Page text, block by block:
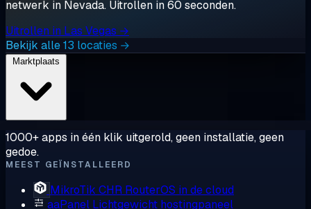
netwerk in Nevada. Uitrollen in 60 seconden.
Uitrollen in Las Vegas →
Bekijk alle 13 locaties →
1000+ apps in één klik uitgerold, geen installatie, geen
gedoe.
MEEST GEÏNSTALLEERD
MikroTik CHR RouterOS in de cloud
aaPanel Lichtgewicht hostingpaneel